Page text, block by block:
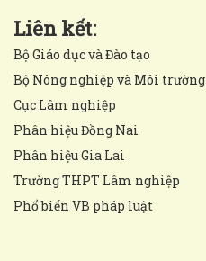
Liên kết:
Bộ Giáo dục và Đào tạo
Bộ Nông nghiệp và Môi trường
Cục Lâm nghiệp
Phân hiệu Đồng Nai
Phân hiệu Gia Lai
Trường THPT Lâm nghiệp
Phổ biến VB pháp luật